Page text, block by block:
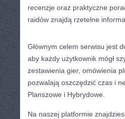
recenzje oraz praktyczne
raidów znajdą rzetelne
Głównym celem serwisu jest
aby każdy użytkownik mógł
zestawienia gier, omówienia
pozwalają oszczędzić czas i
Planszowe i Hybrydowe.
Na naszej platformie